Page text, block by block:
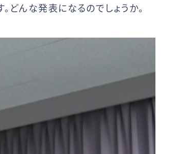
んな発表になるのでしょうか。